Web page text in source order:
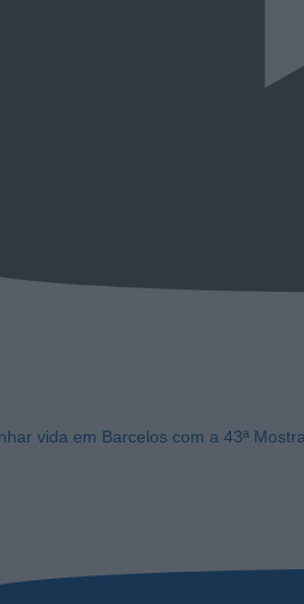
vida em Barcelos com a 43ª